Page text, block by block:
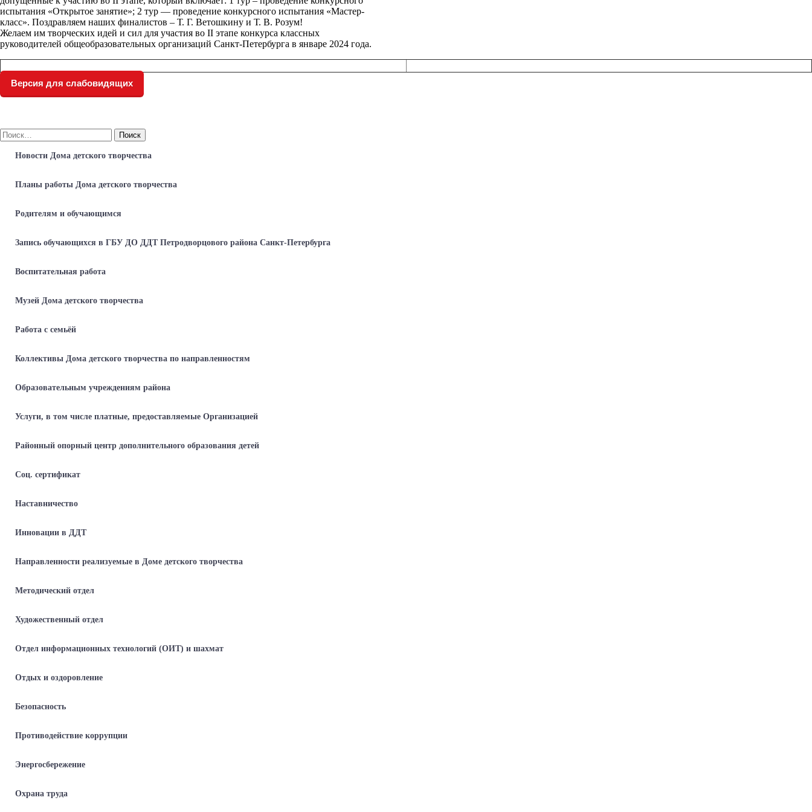
испытания «Открытое занятие»; 2 тур — проведение конкурсного испытания «Мастер-
класс». Поздравляем наших финалистов – Т. Г. Ветошкину и Т. В. Розум!
Желаем им творческих идей и сил для участия во II этапе конкурса классных
руководителей общеобразовательных организаций Санкт-Петербурга в январе 2024 года.
Версия для слабовидящих
Найти:
Новости Дома детского творчества
Планы работы Дома детского творчества
Родителям и обучающимся
Запись обучающихся в ГБУ ДО ДДТ Петродворцового района Санкт-Петербурга
Воспитательная работа
Музей Дома детского творчества
Работа с семьёй
Коллективы Дома детского творчества по направленностям
Образовательным учреждениям района
Услуги, в том числе платные, предоставляемые Организацией
Районный опорный центр дополнительного образования детей
Соц. сертификат
Наставничество
Инновации в ДДТ
Направленности реализуемые в Доме детского творчества
Методический отдел
Художественный отдел
Отдел информационных технологий (ОИТ) и шахмат
Отдых и оздоровление
Безопасность
Противодействие коррупции
Энергосбережение
Охрана труда